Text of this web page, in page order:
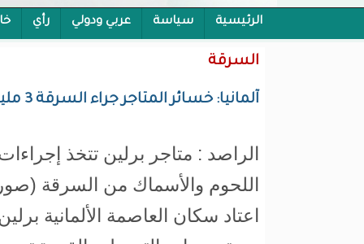
الرئيسية سياسة عربي ودولي رأي
محام:قانون حماية الرموز تفوح منه رائحة
السرقة
آلمانيا: خسائر المتاجر جراء السرقة 3 مليارات يورو و100 ألف سرقة غير مكتشفة يوميا
الراصد : متاجر برلين تتخذ
اللحوم والأسماك من السرقة
اعتاد سكان العاصمة الألمانية